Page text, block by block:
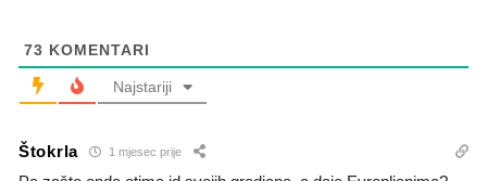
73 KOMENTARI
Najstariji
Štokrla 1 mjesec prije